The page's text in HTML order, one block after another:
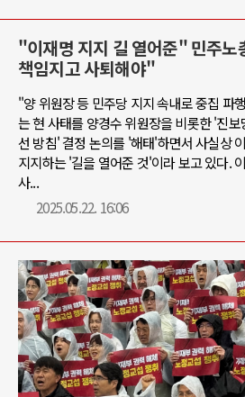
"이재명 지지 길 열어준" 민주
책임지고 사퇴해야"
"양 위원장 등 민주당 지지 속내로 중집 파
는 현 사태를 양경수 위원장을 비롯한 '진
선 방침' 결정 논의를 '해태'하면서 사실상
지지하는 '길을 열어준 것'이라 보고 있다.
사...
2025.05.22. 16:06